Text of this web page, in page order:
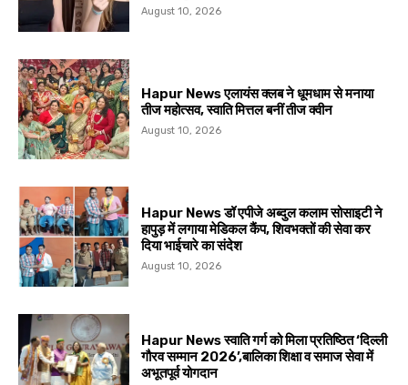
August 10, 2026
Hapur News एलायंस क्लब ने धूमधाम से मनाया
तीज महोत्सव, स्वाति मित्तल बनीं तीज क्वीन
August 10, 2026
Hapur News डॉ एपीजे अब्दुल कलाम सोसाइटी ने
हापुड़ में लगाया मेडिकल कैंप, शिवभक्तों की सेवा कर
दिया भाईचारे का संदेश
August 10, 2026
Hapur News स्वाति गर्ग को मिला प्रतिष्ठित ‘दिल्ली
गौरव सम्मान 2026’,बालिका शिक्षा व समाज सेवा में
अभूतपूर्व योगदान